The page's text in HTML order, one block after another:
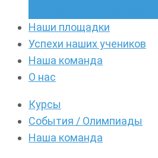
Наши площадки
Успехи наших учеников
Наша команда
О нас
Курсы
События / Олимпиады
Наша команда